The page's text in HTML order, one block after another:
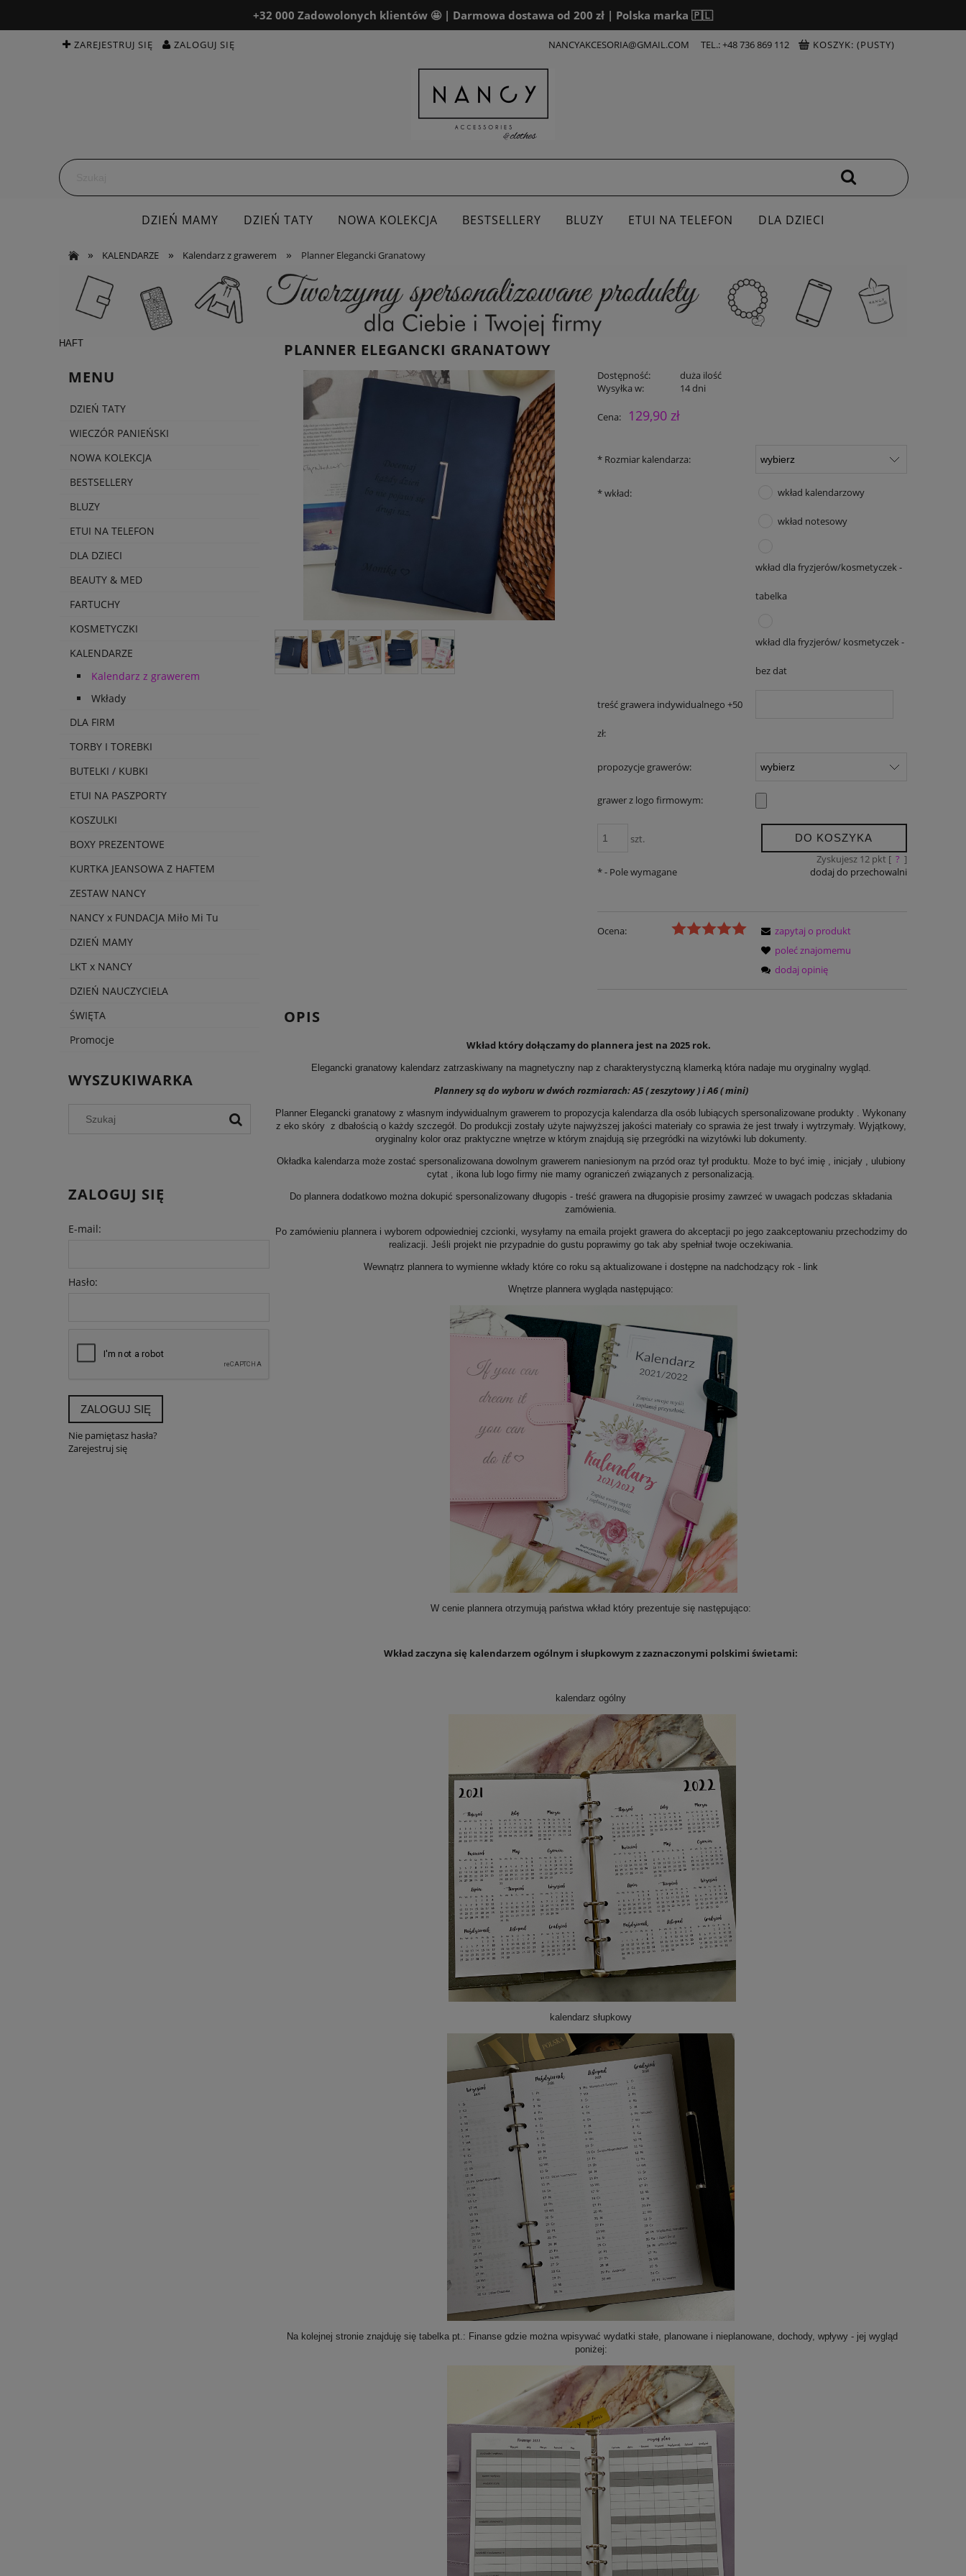
+32 000 Zadowolonych klientów 🤩 | Darmowa dostawa od 200 zł | Polska marka 🇵🇱
ZAREJESTRUJ SIĘ ZALOGUJ SIĘ NANCYAKCESORIA@GMAIL.COM TEL.: +48 736 869 112 KOSZYK: (PUSTY)
DZIEŃ MAMY DZIEŃ TATY NOWA KOLEKCJA BESTSELLERY BLUZY ETUI NA TELEFON DLA DZIECI
BEAUTY & MED OPINIE KALENDARZE DLA FIRM
» KALENDARZE » Kalendarz z grawerem » Planner Elegancki Granatowy
HAFT
MENU
DZIEŃ TATY
WIECZÓR PANIEŃSKI
NOWA KOLEKCJA
BESTSELLERY
BLUZY
ETUI NA TELEFON
DLA DZIECI
BEAUTY & MED
FARTUCHY
KOSMETYCZKI
KALENDARZE
Kalendarz z grawerem
Wkłady
DLA FIRM
TORBY I TOREBKI
BUTELKI / KUBKI
ETUI NA PASZPORTY
KOSZULKI
BOXY PREZENTOWE
KURTKA JEANSOWA Z HAFTEM
ZESTAW NANCY
NANCY x FUNDACJA Miło Mi Tu
DZIEŃ MAMY
LKT x NANCY
DZIEŃ NAUCZYCIELA
ŚWIĘTA
Promocje
WYSZUKIWARKA
ZALOGUJ SIĘ
E-mail:
Hasło:
ZALOGUJ SIĘ
Nie pamiętasz hasła?
Zarejestruj się
PLANNER ELEGANCKI GRANATOWY
Dostępność:
duża ilość
Wysyłka w:
14 dni
Cena: 129,90 zł
* Rozmiar kalendarza:
*wkład: wkład kalendarzowy
wkład notesowy
wkład dla fryzjerów/kosmetyczek -
tabelka
wkład dla fryzjerów/ kosmetyczek -
bez dat
treść grawera indywidualnego +50
zł:
propozycje grawerów:
grawer z logo firmowym:
szt. DO KOSZYKA
Zyskujesz 12pkt [ ? ]
dodaj do przechowalni
*- Pole wymagane
Ocena:
zapytaj o produkt
poleć znajomemu
dodaj opinię
OPIS
Wkład który dołączamy do plannera jest na 2025 rok.
Elegancki granatowy kalendarz zatrzaskiwany na magnetyczny nap z charakterystyczną klamerką która nadaje mu oryginalny wygląd.
Plannery są do wyboru w dwóch rozmiarach: A5 ( zeszytowy ) i A6 ( mini)
Planner Elegancki granatowy z własnym indywidualnym grawerem to propozycja kalendarza dla osób lubiących spersonalizowane produkty . Wykonany
z eko skóry z dbałością o każdy szczegół. Do produkcji zostały użyte najwyższej jakości materiały co sprawia że jest trwały i wytrzymały. Wyjątkowy,
oryginalny kolor oraz praktyczne wnętrze w którym znajdują się przegródki na wizytówki lub dokumenty.
Okładka kalendarza może zostać spersonalizowana dowolnym grawerem naniesionym na przód oraz tył produktu. Może to być imię , inicjały , ulubiony
cytat , ikona lub logo firmy nie mamy ograniczeń związanych z personalizacją.
Do plannera dodatkowo można dokupić spersonalizowany długopis - treść grawera na długopisie prosimy zawrzeć w uwagach podczas składania
zamówienia.
Po zamówieniu plannera i wyborem odpowiedniej czcionki, wysyłamy na emaila projekt grawera do akceptacji po jego zaakceptowaniu przechodzimy do
realizacji. Jeśli projekt nie przypadnie do gustu poprawimy go tak aby spełniał twoje oczekiwania.
Wewnątrz plannera to wymienne wkłady które co roku są aktualizowane i dostępne na nadchodzący rok - link
Wnętrze plannera wygląda następująco:
W cenie plannera otrzymują państwa wkład który prezentuje się następująco:
Wkład zaczyna się kalendarzem ogólnym i słupkowym z zaznaczonymi polskimi świetami:
kalendarz ogólny
kalendarz słupkowy
Na kolejnej stronie znajduję się tabelka pt.: Finanse gdzie można wpisywać wydatki stałe, planowane i nieplanowane, dochody, wpływy - jej wygląd
poniżej: